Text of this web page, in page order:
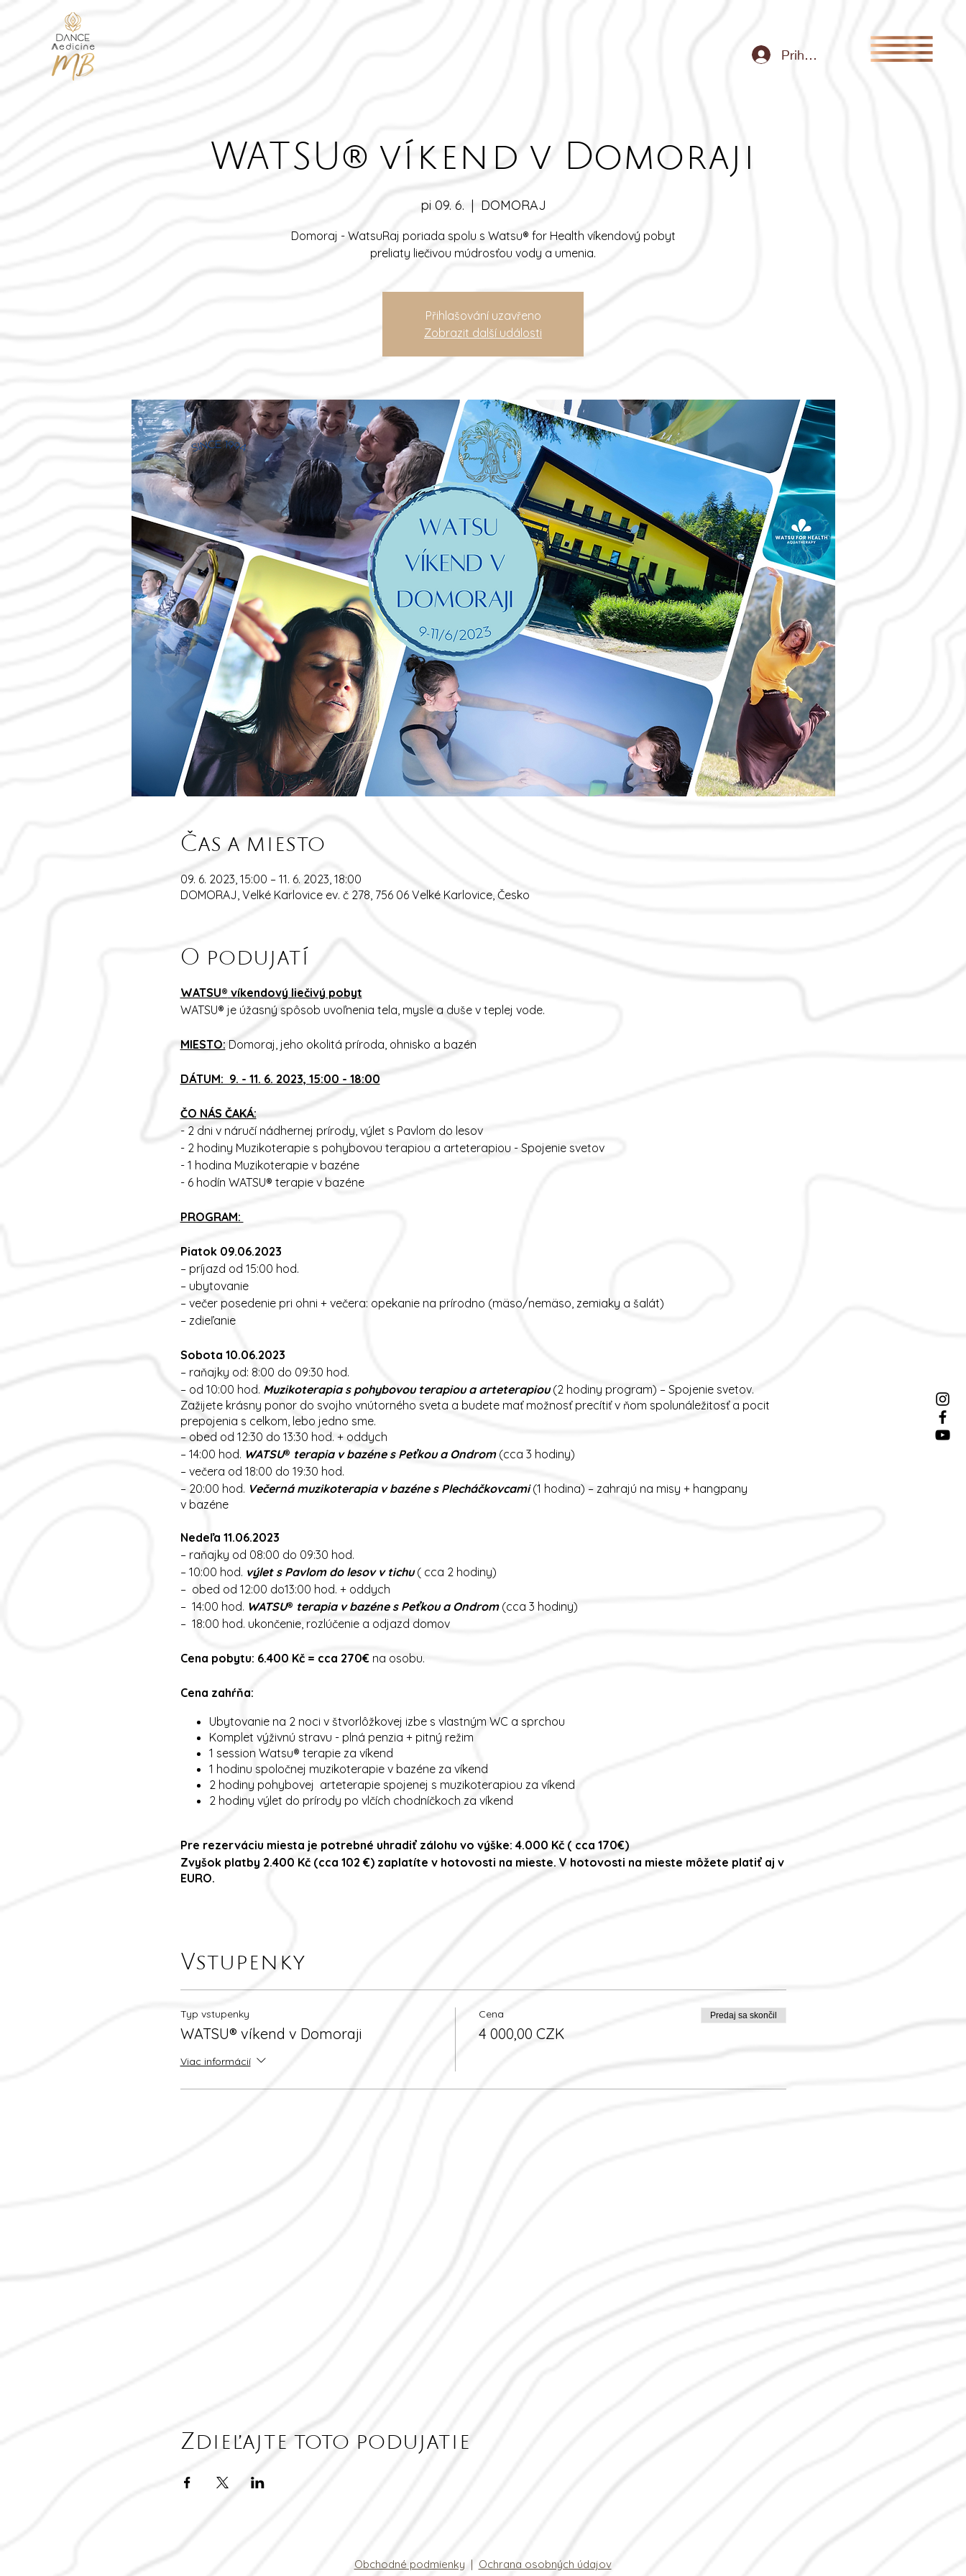
Prihlásiť sa
WATSU® víkend v Domoraji
pi 09. 6.
  |
DOMORAJ
Domoraj - WatsuRaj poriada spolu s Watsu® for Health víkendový pobyt
Přihlašování uzavřeno
Zobrazit další události
Čas a miesto
09. 6. 2023, 15:00 – 11. 6. 2023, 18:00
DOMORAJ, Velké Karlovice ev. č 278, 756 06 Velké Karlovice, Česko
O podujatí
WATSU® víkendový liečivý pobyt
WATSU® je úžasný spôsob uvoľnenia tela, mysle a duše v teplej vode.
MIESTO: Domoraj, jeho okolitá príroda, ohnisko a bazén
DÁTUM: 9. - 11. 6. 2023, 15:00 - 18:00
ČO NÁS ČAKÁ:
- 2 dni v náručí nádhernej prírody, výlet s Pavlom do lesov
- 2 hodiny Muzikoterapie s pohybovou terapiou a arteterapiou - Spojenie svetov
- 1 hodina Muzikoterapie v bazéne
- 6 hodín WATSU® terapie v bazéne
PROGRAM:
Piatok 09.06.2023
– príjazd od 15:00 hod.
– ubytovanie
– večer posedenie pri ohni + večera: opekanie na prírodno (mäso/nemäso, zemiaky a šalát)
– zdieľanie
Sobota 10.06.2023
– raňajky od: 8:00 do 09:30 hod.
– od 10:00 hod. Muzikoterapia s pohybovou terapiou a arteterapiou(2 hodiny program) – Spojenie svetov.
Zažijete krásny ponor do svojho vnútorného sveta a budete mať možnosť precítiť v ňom spolunáležitosť a pocit
prepojenia s celkom, lebo jedno sme.
– obed od 12:30 do 13:30 hod. + oddych
– 14:00 hod. WATSU® terapia v bazéne s Peťkou a Ondrom(cca 3 hodiny)
– večera od 18:00 do 19:30 hod.
– 20:00 hod. Večerná muzikoterapia v bazéne s Plecháčkovcami(1 hodina) – zahrajú na misy + hangpany
v bazéne
Nedeľa 11.06.2023
– raňajky od 08:00 do 09:30 hod.
– 10:00 hod. výlet s Pavlom do lesov v tichu( cca 2 hodiny)
– obed od 12:00 do13:00 hod. + oddych
– 14:00 hod. WATSU® terapia v bazéne s Peťkou a Ondrom(cca 3 hodiny)
– 18:00 hod. ukončenie, rozlúčenie a odjazd domov
Cena pobytu: 6.400 Kč = cca 270€ na osobu.
Cena zahŕňa:
Ubytovanie na 2 noci v štvorlôžkovej izbe s vlastným WC a sprchou
Komplet výživnú stravu - plná penzia + pitný režim
1 session Watsu® terapie za víkend
1 hodinu spoločnej muzikoterapie v bazéne za víkend
2 hodiny pohybovej arteterapie spojenej s muzikoterapiou za víkend
2 hodiny výlet do prírody po vlčích chodníčkoch za víkend
Pre rezerváciu miesta je potrebné uhradiť zálohu vo výške: 4.000 Kč ( cca 170€)
Zvyšok platby 2.400 Kč (cca 102 €) zaplatíte v hotovosti na mieste. V hotovosti na mieste môžete platiť aj v
EURO.
Vstupenky
Typ vstupenky
WATSU® víkend v Domoraji
Viac informácií
Cena
4 000,00 CZK
Predaj sa skončil
Zdieľajte toto podujatie
Obchodné podmienky | Ochrana osobných údajov